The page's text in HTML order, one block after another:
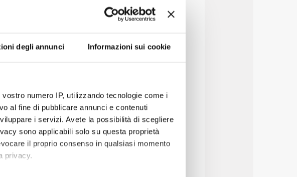
degli annunci Informazioni sui cookie
numero IP, utilizzando tecnologie come i
al fine di pubblicare annunci e contenuti
i servizi. Avete la possibilità di scegliere
sono applicabili solo su questa proprietà
il proprio consenso in qualsiasi momento
privacy.